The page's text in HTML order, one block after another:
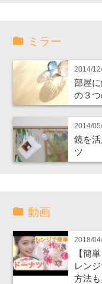
ミラー
2014/
部屋
の３
2014/
鏡を
ツ
動画
2018/
【簡
レン
方法